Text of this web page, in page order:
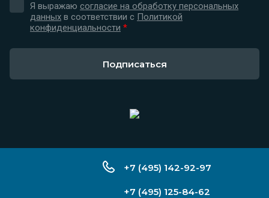
Я выражаю согласие на обработку персональных
данных в соответствии с Политикой
конфиденциальности *
Подписаться
+7 (495) 142-92-97
+7 (495) 125-84-62